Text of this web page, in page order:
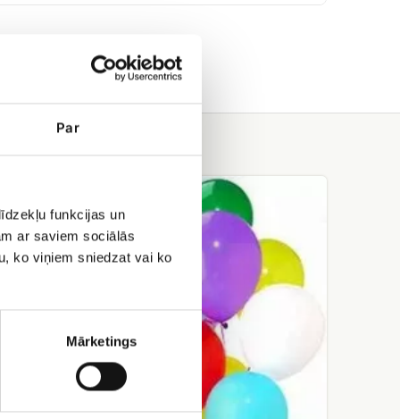
Par
funkcijas un
ar saviem sociālās
ko viņiem sniedzat vai ko
Mārketings